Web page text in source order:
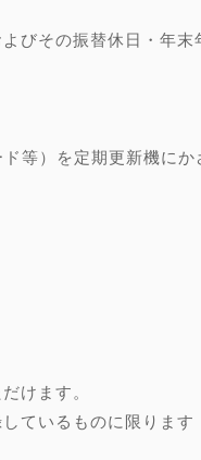
びその振替休日・年
等）を定期更新機に
けます。
ているものに限ります